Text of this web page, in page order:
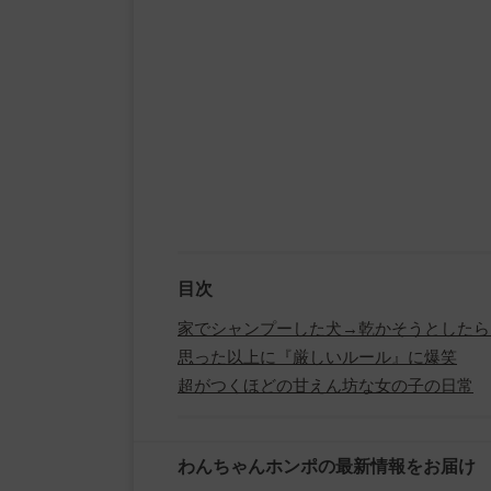
目次
家でシャンプーした犬→乾かそうとした
思った以上に『厳しいルール』に爆笑
超がつくほどの甘えん坊な女の子の日常
わんちゃんホンポの最新情報をお届け